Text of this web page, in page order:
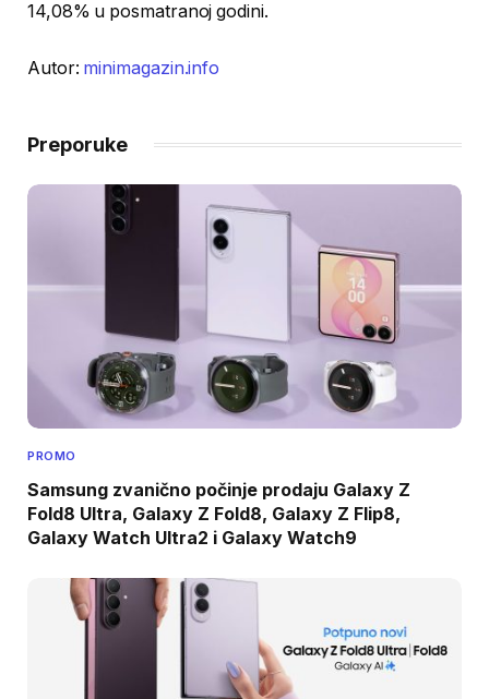
14,08% u posmatranoj godini.
Autor: minimagazin.info
Preporuke
PROMO
Samsung zvanično počinje prodaju Galaxy Z
Fold8 Ultra, Galaxy Z Fold8, Galaxy Z Flip8,
Galaxy Watch Ultra2 i Galaxy Watch9